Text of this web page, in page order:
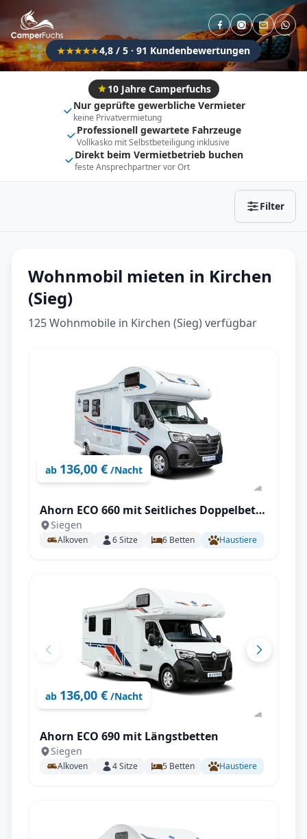
★★★★★4,8 / 5 · 91 Kundenbewertungen
10 Jahre Camperfuchs
Nur geprüfte gewerbliche Vermieter
keine Privatvermietung
Professionell gewartete Fahrzeuge
Vollkasko mit Selbstbeteiligung inklusive
Direkt beim Vermietbetrieb buchen
feste Ansprechpartner vor Ort
Filter
Flexibel (±3 Tage) Anhängerkupplung
Fahrzeugtyp
Vollintegriert Kastenwagen
Alkoven Teil-Integriert
Wohnwagen
Wohnmobil mieten in Kirchen
(Sieg)
125 Wohnmobile in Kirchen (Sieg) verfügbar
ab 136,00 € /Nacht
Ahorn ECO 660 mit Seitliches Doppelbett
längs (SB)
Siegen
Alkoven 6Sitze 6 Betten Haustiere
ab 136,00 € /Nacht
Ahorn ECO 690 mit Längstbetten
Siegen
Alkoven 4Sitze 5 Betten Haustiere